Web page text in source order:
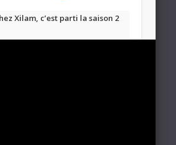
Xilam, c’est parti la saison 2